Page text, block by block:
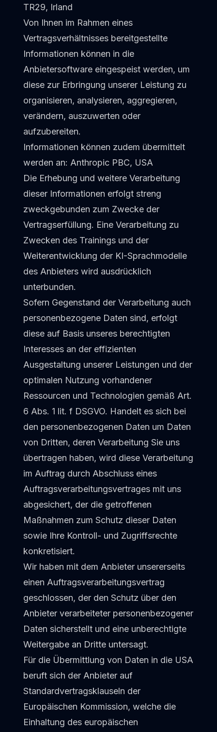
TR29, Irland
Von Ihnen im Rahmen eines
Vertragsverhältnisses bereitgestellte
Informationen können in die
Anbietersoftware eingespeist werden, um
diese zur Erbringung unserer Leistung zu
organisieren, analysieren, aggregieren,
verändern, auszuwerten oder
aufzubereiten.
Informationen können zudem übermittelt
werden an: Anthropic PBC, USA
Die Erhebung und weitere Verarbeitung
dieser Informationen erfolgt streng
zweckgebunden zum Zwecke der
Vertragserfüllung. Eine Verarbeitung zu
Zwecken des Trainings und der
Weiterentwicklung der KI-Sprachmodelle
des Anbieters wird ausdrücklich
unterbunden.
Sofern Gegenstand der Verarbeitung auch
personenbezogene Daten sind, erfolgt
diese auf Basis unseres berechtigten
Interesses an der effizienten
Ausgestaltung unserer Leistungen und der
optimalen Nutzung vorhandener
Ressourcen und Technologien gemäß Art.
6 Abs. 1 lit. f DSGVO. Handelt es sich bei
den personenbezogenen Daten um Daten
von Dritten, deren Verarbeitung Sie uns
übertragen haben, wird diese Verarbeitung
im Auftrag durch Abschluss eines
Auftragsverarbeitungsvertrages mit uns
abgesichert, der die getroffenen
Maßnahmen zum Schutz dieser Daten
sowie Ihre Kontroll- und Zugriffsrechte
konkretisiert.
Wir haben mit dem Anbieter unsererseits
einen Auftragsverarbeitungsvertrag
geschlossen, der den Schutz über den
Anbieter verarbeiteter personenbezogener
Daten sicherstellt und eine unberechtigte
Weitergabe an Dritte untersagt.
Für die Übermittlung von Daten in die USA
beruft sich der Anbieter auf
Standardvertragsklauseln der
Europäischen Kommission, welche die
Einhaltung des europäischen